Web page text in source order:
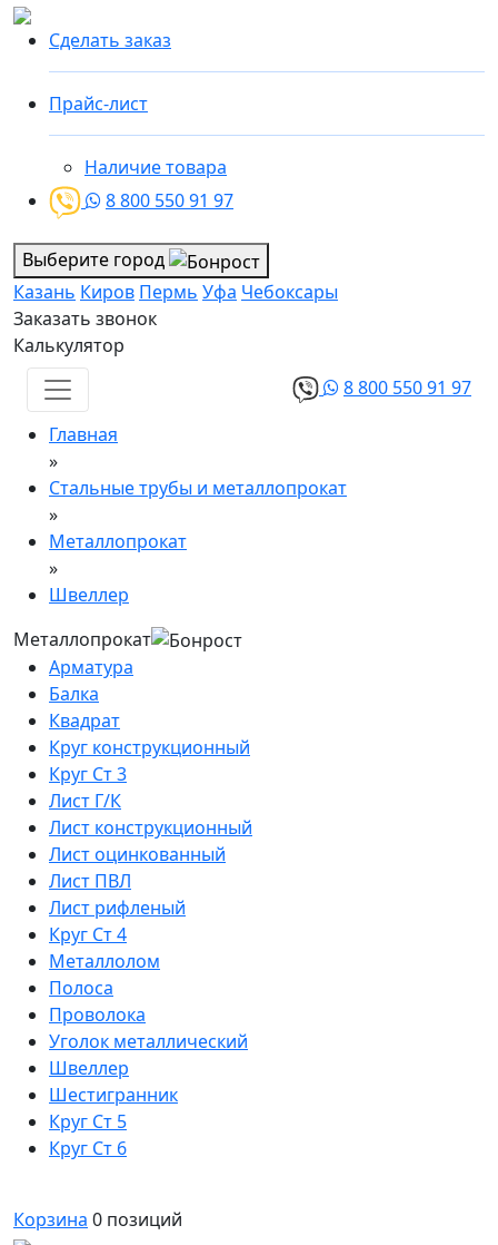
Сделать заказ
Прайс-лист
Наличие товара
8 800 550 91 97
Выберите город
Казань Киров Пермь Уфа Чебоксары
Заказать звонок
Калькулятор
8 800 550 91 97
Главная
»
Стальные трубы и металлопрокат
»
Металлопрокат
»
Швеллер
Металлопрокат
Арматура
Балка
Квадрат
Круг конструкционный
Круг Ст 3
Лист Г/К
Лист конструкционный
Лист оцинкованный
Лист ПВЛ
Лист рифленый
Круг Ст 4
Металлолом
Полоса
Проволока
Уголок металлический
Швеллер
Шестигранник
Круг Ст 5
Круг Ст 6
Корзина 0 позиций